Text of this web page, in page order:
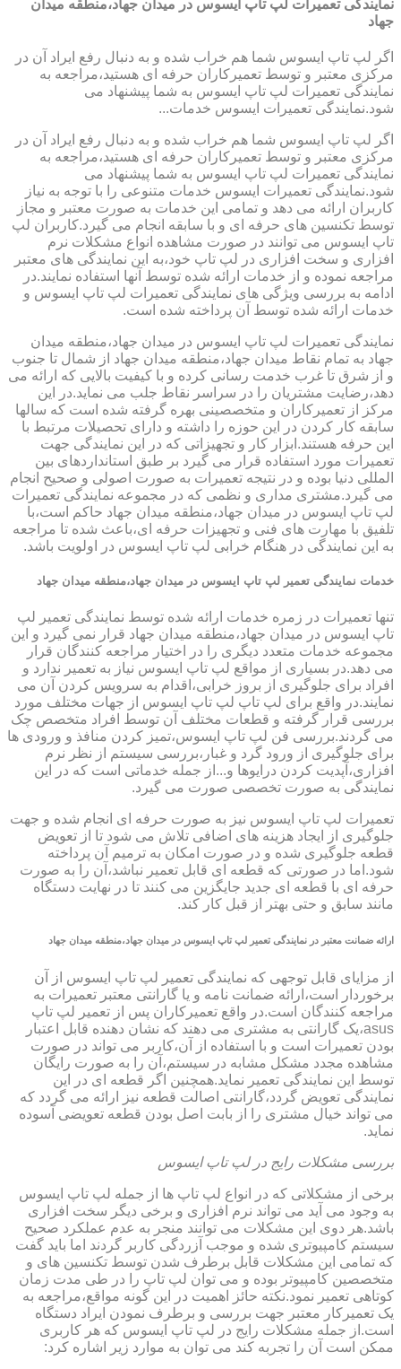
نمایندگی تعمیرات لپ تاپ ایسوس در میدان جهاد،منطقه میدان
جهاد
اگر لپ تاپ ایسوس شما هم خراب شده و به دنبال رفع ایراد آن در
مرکزی معتبر و توسط تعمیرکاران حرفه ای هستید،مراجعه به
نمایندگی تعمیرات لپ تاپ ایسوس به شما پیشنهاد می
شود.نمایندگی تعمیرات ایسوس خدمات...
اگر لپ تاپ ایسوس شما هم خراب شده و به دنبال رفع ایراد آن در
مرکزی معتبر و توسط تعمیرکاران حرفه ای هستید،مراجعه به
نمایندگی تعمیرات لپ تاپ ایسوس به شما پیشنهاد می
شود.نمایندگی تعمیرات ایسوس خدمات متنوعی را با توجه به نیاز
کاربران ارائه می دهد و تمامی این خدمات به صورت معتبر و مجاز
توسط تکنسین های حرفه ای و با سابقه انجام می گیرد.کاربران لپ
تاپ ایسوس می توانند در صورت مشاهده انواع مشکلات نرم
افزاری و سخت افزاری در لپ تاپ خود،به این نمایندگی های معتبر
مراجعه نموده و از خدمات ارائه شده توسط آنها استفاده نمایند.در
ادامه به بررسی ویژگی های نمایندگی تعمیرات لپ تاپ ایسوس و
خدمات ارائه شده توسط آن پرداخته شده است.
نمایندگی تعمیرات لپ تاپ ایسوس در میدان جهاد،منطقه میدان
جهاد به تمام نقاط میدان جهاد،منطقه میدان جهاد از شمال تا جنوب
و از شرق تا غرب خدمت رسانی کرده و با کیفیت بالایی که ارائه می
دهد،رضایت مشتریان را در سراسر نقاط جلب می نماید.در این
مرکز از تعمیرکاران و متخصصینی بهره گرفته شده است که سالها
سابقه کار کردن در این حوزه را داشته و دارای تحصیلات مرتبط با
این حرفه هستند.ابزار کار و تجهیزاتی که در این نمایندگی جهت
تعمیرات مورد استفاده قرار می گیرد بر طبق استانداردهای بین
المللی دنیا بوده و در نتیجه تعمیرات به صورت اصولی و صحیح انجام
می گیرد.مشتری مداری و نظمی که در مجموعه نمایندگی تعمیرات
لپ تاپ ایسوس در میدان جهاد،منطقه میدان جهاد حاکم است،با
تلفیق با مهارت های فنی و تجهیزات حرفه ای،باعث شده تا مراجعه
به این نمایندگی در هنگام خرابی لپ تاپ ایسوس در اولویت باشد.
خدمات نمایندگی تعمیر لپ تاپ ایسوس در میدان جهاد،منطقه میدان جهاد
تنها تعمیرات در زمره خدمات ارائه شده توسط نمایندگی تعمیر لپ
تاپ ایسوس در میدان جهاد،منطقه میدان جهاد قرار نمی گیرد و این
مجموعه خدمات متعدد دیگری را در اختیار مراجعه کنندگان قرار
می دهد.در بسیاری از مواقع لپ تاپ ایسوس نیاز به تعمیر ندارد و
افراد برای جلوگیری از بروز خرابی،اقدام به سرویس کردن آن می
نمایند.در واقع برای لپ تاپ لپ تاپ ایسوس از جهات مختلف مورد
بررسی قرار گرفته و قطعات مختلف آن توسط افراد متخصص چک
می گردند.بررسی فن لپ تاپ ایسوس،تمیز کردن منافذ و ورودی ها
برای جلوگیری از ورود گرد و غبار،بررسی سیستم از نظر نرم
افزاری،آپدیت کردن درایوها و...از جمله خدماتی است که در این
نمایندگی به صورت تخصصی صورت می گیرد.
تعمیرات لپ تاپ ایسوس نیز به صورت حرفه ای انجام شده و جهت
جلوگیری از ایجاد هزینه های اضافی تلاش می شود تا از تعویض
قطعه جلوگیری شده و در صورت امکان به ترمیم آن پرداخته
شود.اما در صورتی که قطعه ای قابل تعمیر نباشد،آن را به صورت
حرفه ای با قطعه ای جدید جایگزین می کنند تا در نهایت دستگاه
مانند سابق و حتی بهتر از قبل کار کند.
ارائه ضمانت معتبر در نمایندگی تعمیر لپ تاپ ایسوس در میدان جهاد،منطقه میدان جهاد
از مزایای قابل توجهی که نمایندگی تعمیر لپ تاپ ایسوس از آن
برخوردار است،ارائه ضمانت نامه و یا گارانتی معتبر تعمیرات به
مراجعه کنندگان است.در واقع تعمیرکاران پس از تعمیر لپ تاپ
asus،یک گارانتی به مشتری می دهند که نشان دهنده قابل اعتبار
بودن تعمیرات است و با استفاده از آن،کاربر می تواند در صورت
مشاهده مجدد مشکل مشابه در سیستم،آن را به صورت رایگان
توسط این نمایندگی تعمیر نماید.همچنین اگر قطعه ای در این
نمایندگی تعویض گردد،گارانتی اصالت قطعه نیز ارائه می گردد که
می تواند خیال مشتری را از بابت اصل بودن قطعه تعویضی آسوده
نماید.
بررسی مشکلات رایج در لپ تاپ ایسوس
برخی از مشکلاتی که در انواع لپ تاپ ها از جمله لپ تاپ ایسوس
به وجود می آید می تواند نرم افزاری و برخی دیگر سخت افزاری
باشد.هر دوی این مشکلات می توانند منجر به عدم عملکرد صحیح
سیستم کامپیوتری شده و موجب آزردگی کاربر گردند اما باید گفت
که تمامی این مشکلات قابل برطرف شدن توسط تکنسین های و
متخصصین کامپیوتر بوده و می توان لپ تاپ را در طی مدت زمان
کوتاهی تعمیر نمود.نکته حائز اهمیت در این گونه مواقع،مراجعه به
یک تعمیرکار معتبر جهت بررسی و برطرف نمودن ایراد دستگاه
است.از جمله مشکلات رایج در لپ تاپ ایسوس که هر کاربری
ممکن است آن را تجربه کند می توان به موارد زیر اشاره کرد: